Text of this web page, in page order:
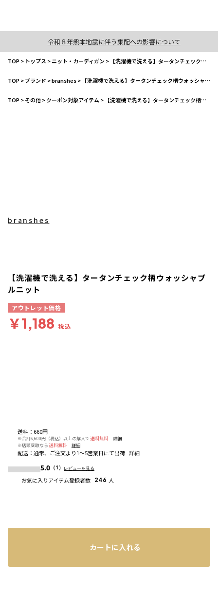
令和８年熊本地震に伴う集配への影響について
TOP> トップス >ニット・カーディガン> 【洗濯機で洗える】タータンチェック柄ウォッシャブルニット
TOP>ブランド >branshes> 【洗濯機で洗える】タータンチェック柄ウォッシャブルニット
TOP>その他>クーポン対象アイテム > 【洗濯機で洗える】タータンチェック柄ウォッシャブルニット
送料 ： 660円
※合計6,600円（税込）以上の購入で 送料無料
詳細
※店頭受取なら 送料無料 詳細
配送 ： 通常、ご注文より1～5営業日にて出荷 詳細
5.0 （1） レビューを見る
お気に入りアイテム登録者数 246 人
branshes
【洗濯機で洗える】タータンチェック柄ウォッシャブ
ルニット
アウトレット価格
￥1,188 税込
カートに入れる